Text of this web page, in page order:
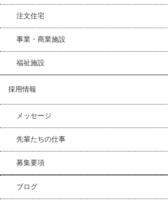
注文住宅
事業・商業施設
福祉施設
採用情報
メッセージ
先輩たちの仕事
募集要項
ブログ